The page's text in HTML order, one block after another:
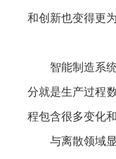
和创新也变得更为
智能制造系
分就是生产过程
程包含很多变化
与离散领域